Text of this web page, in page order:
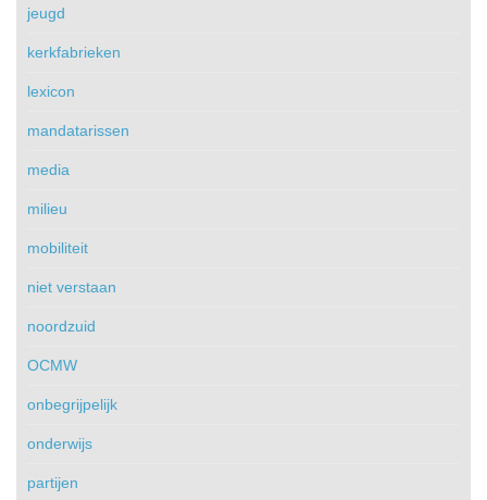
jeugd
kerkfabrieken
lexicon
mandatarissen
media
milieu
mobiliteit
niet verstaan
noordzuid
OCMW
onbegrijpelijk
onderwijs
partijen